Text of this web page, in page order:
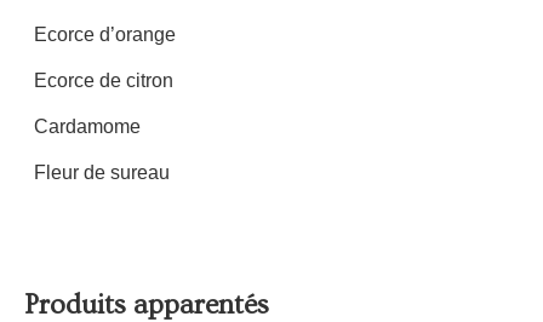
Ecorce d’orange
Ecorce de citron
Cardamome
Fleur de sureau
Produits apparentés